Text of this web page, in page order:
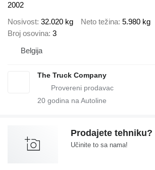
2002
Nosivost 32.020 kg Neto težina 5.980 kg
Broj osovina 3
Belgija
The Truck Company
20 godina na Autoline
Prodajete tehniku?
Učinite to sa nama!